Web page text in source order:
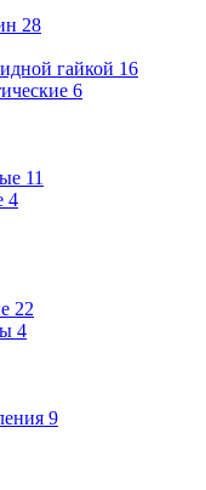
28
гайкой 16
6
11
4
22
4
9